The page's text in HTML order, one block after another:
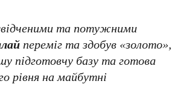
та потужними
переміг та здобув «золото»,
підготовчу базу та готова
рівня на майбутні